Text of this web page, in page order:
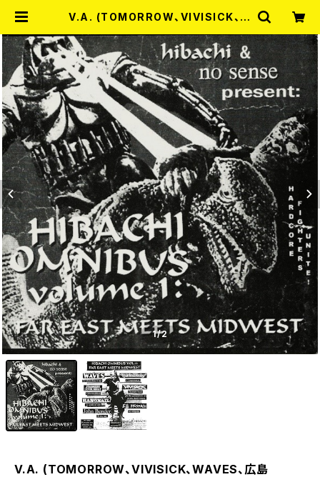
V.A. (TOMORROW、VIVISICK、W
ENT DISORDERLY、HANGNAIL、
JOHNBENDER) / HIBACHI OMU
NIBUS VOL.1 7EP | RECORD SH
OP MISERY
1/2
V.A. (TOMORROW、VIVISICK、WAVES、広島